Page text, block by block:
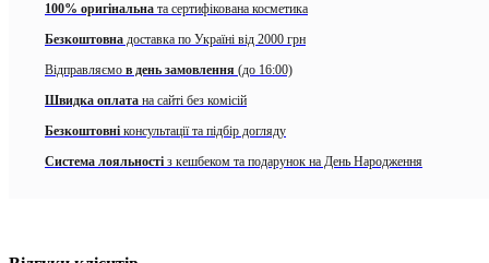
Особливості Body Pineapple Tanning Oil SPF 15 від бренду Bali:
– уберігає шкіру від агресивного впливу УФ-променів;
– зволожує та живить епідерміс корисними речовинами;
– надає шкірі природного сяйва;
– покращує тонус епідермісу;
100% оригінальна та сертифікована косметика
Безкоштовна доставка по Україні від 2000 грн
Відправляємо в день замовлення (до 16:00)
Швидка оплата на сайті без комісій
Безкоштовні консультації та підбір догляду
Система лояльності з кешбеком та подарунок на День Народження